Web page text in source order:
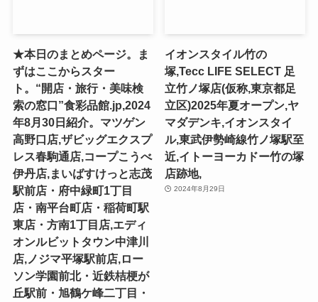
★本日のまとめページ。ま
ずはここからスター
ト。“開店・旅行・美味検
索の窓口”食彩品館.jp,2024
年8月30日紹介。マツゲン
高野口店,ザビッグエクスプ
レス春駒通店,コープこうべ
伊丹店,まいばすけっと志茂
駅前店・府中緑町1丁目
店・南平台町店・稲荷町駅
東店・方南1丁目店,エディ
オンルビットタウン中津川
店,ノジマ平塚駅前店,ロー
ソン学園前北・近鉄桔梗が
丘駅前・旭鶴ケ峰二丁目・
イオンスタイル竹の
塚,Tecc LIFE SELECT ⾜
⽴⽵ノ塚店(仮称,東京都足
立区)2025年夏オープン,ヤ
マダデンキ,イオンスタイ
ル,東武伊勢崎線竹ノ塚駅至
近,イトーヨーカドー竹の塚
店跡地,
2024年8月29日